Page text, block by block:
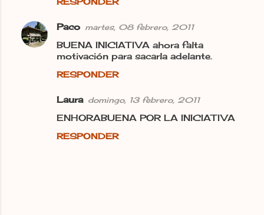
Paco martes, 08 febrero, 2011
BUENA INICIATIVA ahora falta
motivación para sacarla adelante.
RESPONDER
Laura domingo, 13 febrero, 2011
ENHORABUENA POR LA INICIATIVA
RESPONDER